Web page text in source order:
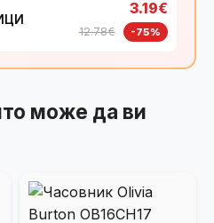
3.19€
12.78€ -75%
може да ви